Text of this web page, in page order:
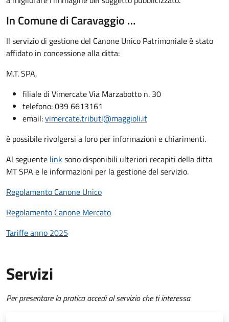
In Comune di Caravaggio …
Il servizio di gestione del Canone Unico Patrimoniale è stato
affidato in concessione alla ditta:
M.T. SPA,
filiale di Vimercate Via Marzabotto n. 30
telefono: 039 6613161
email:vimercate.tributi@maggioli.it
è possibile rivolgersi a loro per informazioni e chiarimenti.
Al seguente linksono disponibili ulteriori recapiti della ditta
MT SPA e le informazioni per la gestione del servizio.
Regolamento Canone Unico
Regolamento Canone Mercato
Tariffe anno 2025
Servizi
Per presentare la pratica accedi al servizio che ti interessa